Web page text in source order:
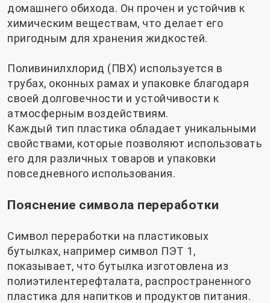
домашнего обихода. Он прочен и устойчив к
химическим веществам, что делает его
пригодным для хранения жидкостей.
Поливинилхлорид (ПВХ) используется в
трубах, оконных рамах и упаковке благодаря
своей долговечности и устойчивости к
атмосферным воздействиям.
Каждый тип пластика обладает уникальными
свойствами, которые позволяют использовать
его для различных товаров и упаковки
повседневного использования.
Пояснение символа переработки
Символ переработки на пластиковых
бутылках, например символ ПЭТ 1,
показывает, что бутылка изготовлена ​​из
полиэтилентерефталата, распространенного
пластика для напитков и продуктов питания.